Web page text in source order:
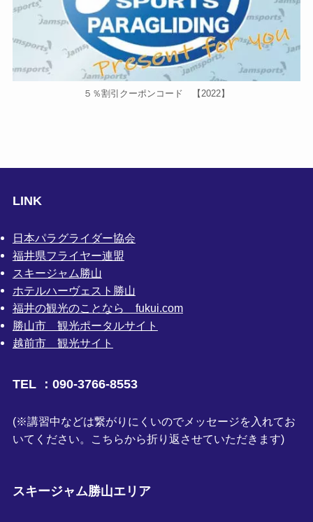
５％割引クーポンコード 【2022】
LINK
日本パラグライダー協会
福井県フライヤー連盟
スキージャム勝山
ホテルハーヴェスト勝山
福井の観光のことなら fukui.com
勝山市 観光ポータルサイト
越前市 観光サイト
TEL ：090-3766-8553
(※講習中などは繋がりにくいのでメッセージを入れてお
いてください。こちらから折り返させていただきます)
スキージャム勝山エリア